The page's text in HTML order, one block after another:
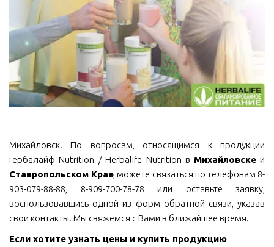
Михайловск. По вопросам, относящимся к продукции
Гербалайф Nutrition / Herbalife Nutrition в Михайловскеи
Ставропольском Крае, можете связаться по телефонам 8-
903-079-88-88, 8-909-700-78-78 или оставьте заявку,
воспользовавшись одной из форм обратной связи, указав
свои контакты. Мы свяжемся с Вами в ближайшее время.
Если хотите узнать цены и купить продукцию